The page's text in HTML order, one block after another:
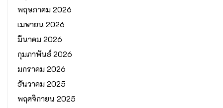
พฤษภาคม 2026
เมษายน 2026
มีนาคม 2026
กุมภาพันธ์ 2026
มกราคม 2026
ธันวาคม 2025
พฤศจิกายน 2025